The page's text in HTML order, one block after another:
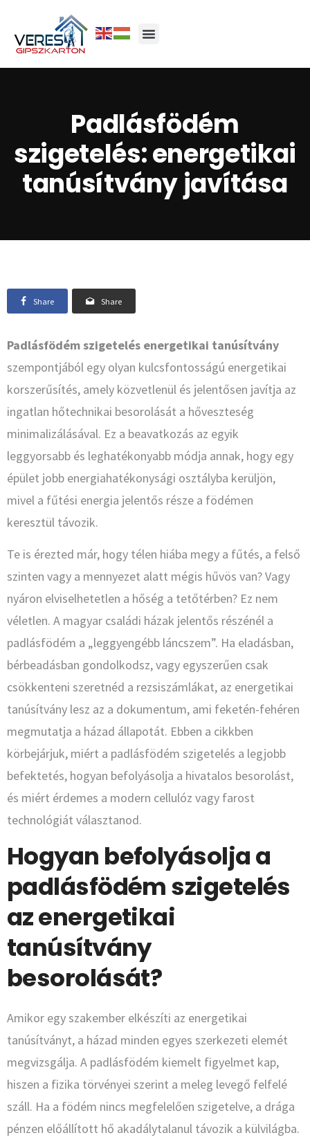
Padlásfödém
szigetelés: energetikai
tanúsítvány javítása
Share Share
Padlásfödém szigetelés energetikai tanúsítvány
szempontjából egy olyan kulcsfontosságú energetikai
korszerűsítés, amely közvetlenül és jelentősen javítja az
ingatlan hőtechnikai besorolását a hőveszteség
minimalizálásával. Ez a beavatkozás az egyik
leggyorsabb és leghatékonyabb módja annak, hogy egy
épület jobb energiahatékonysági osztályba kerüljön,
mivel a fűtési energia jelentős része a födémen
keresztül távozik.
Te is érezted már, hogy télen hiába megy a fűtés, a felső
szinten vagy a mennyezet alatt mégis hűvös van? Vagy
nyáron elviselhetetlen a hőség a tetőtérben? Ez nem
véletlen. A magyar családi házak jelentős részénél a
padlásfödém a „leggyengébb láncszem”. Ha eladásban,
bérbeadásban gondolkodsz, vagy egyszerűen csak
csökkenteni szeretnéd a rezsiszámlákat, az energetikai
tanúsítvány lesz az a dokumentum, ami feketén-fehéren
megmutatja a házad állapotát. Ebben a cikkben
körbejárjuk, miért a padlásfödém szigetelés a legjobb
befektetés, hogyan befolyásolja a hivatalos besorolást,
és miért érdemes a modern cellulóz vagy farost
technológiát választanod.
Hogyan befolyásolja a
padlásfödém szigetelés
az energetikai
tanúsítvány
besorolását?
Amikor egy szakember elkészíti az energetikai
tanúsítványt, a házad minden egyes szerkezeti elemét
megvizsgálja. A padlásfödém kiemelt figyelmet kap,
hiszen a fizika törvényei szerint a meleg levegő felfelé
száll. Ha a födém nincs megfelelően szigetelve, a drága
pénzen előállított hő akadálytalanul távozik a külvilágba.